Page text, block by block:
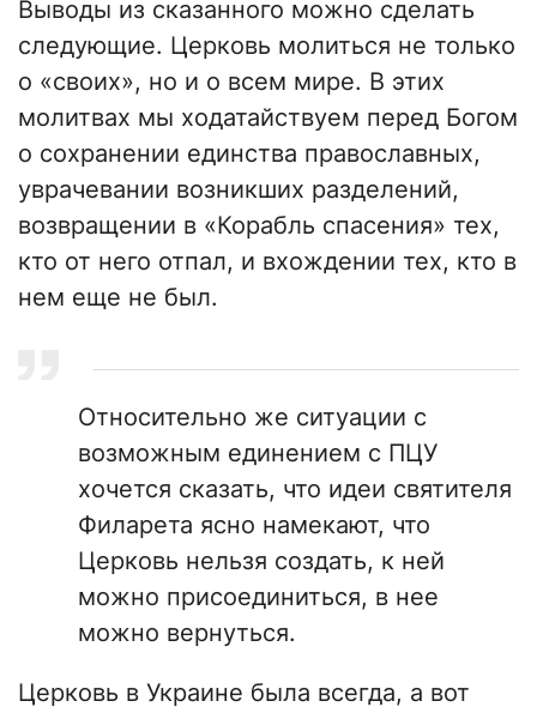
Выводы из сказанного можно сделать
следующие. Церковь молиться не только
о «своих», но и о всем мире. В этих
молитвах мы ходатайствуем перед Богом
о сохранении единства православных,
уврачевании возникших разделений,
возвращении в «Корабль спасения» тех,
кто от него отпал, и вхождении тех, кто в
нем еще не был.
Относительно же ситуации с
возможным единением с ПЦУ
хочется сказать, что идеи святителя
Филарета ясно намекают, что
Церковь нельзя создать, к ней
можно присоединиться, в нее
можно вернуться.
Церковь в Украине была всегда, а вот